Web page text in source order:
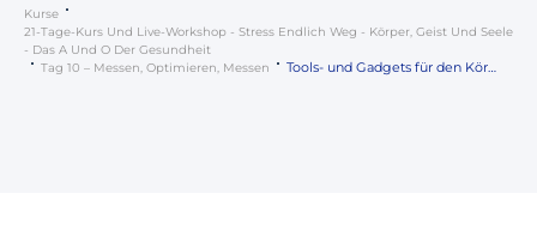
Kurse
21-Tage-Kurs Und Live-Workshop - Stress Endlich Weg - Körper, Geist Und Seele
- Das A Und O Der Gesundheit
Tag 10 – Messen, Optimieren, Messen